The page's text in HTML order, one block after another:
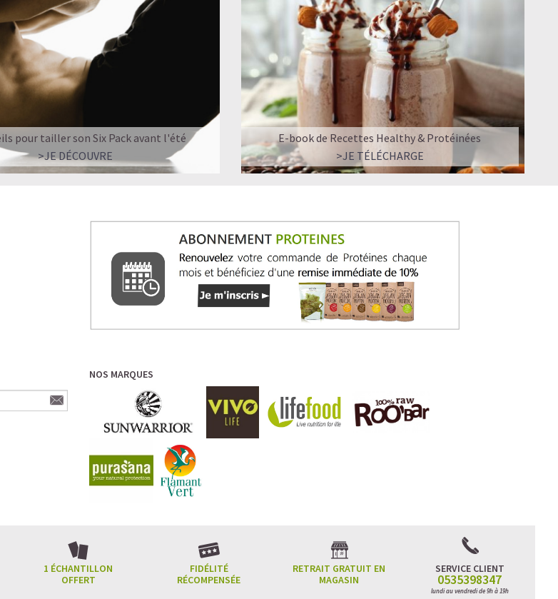
LE PLAISIR D’UN DESSERT GLACÉ, SANS LE SUCRE EN TROP
Imaginez un caramel fondant qui se mêle à un café frappé crémeux, sans sucre raffiné et boosté en
protéines végétales.
Résultat : un corps rassasié, une énergie durable, et zéro fringale. Pour les gourmands qui veulent se
faire plaisir sans sacrifier leurs objectifs.
Café frappé au Caramel Protéiné
🍫 MOCHA GLACÉ PROTÉINÉ
pour tailler son Six Pack avant l'été
>JE DÉCOUVRE
E-book de Recettes Healthy & Protéinées
>JE TÉLÉCHARGE
NOS MARQUES
1 ÉCHANTILLON
OFFERT
FIDÉLITÉ
RÉCOMPENSÉE
RETRAIT GRATUIT EN
MAGASIN
SERVICE CLIENT
0535398347
lundi au vendredi de 9h à 19h